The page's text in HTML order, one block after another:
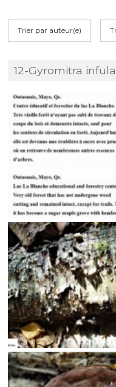
Trier par auteur(e)
12-Gyromitra